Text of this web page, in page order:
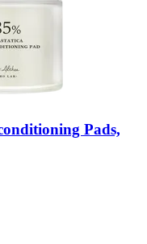
Pads,